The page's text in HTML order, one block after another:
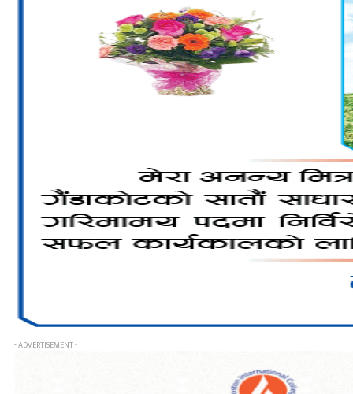
- ADVERTISEMENT -